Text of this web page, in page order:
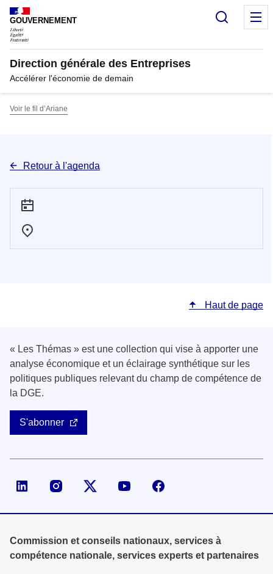
Panneau de gestion des cookies
GOUVERNEMENT
Direction générale des Entreprises
Accélérer l'économie de demain
Voir le fil d’Ariane
Retour à l'agenda
Haut de page
« Les Thémas » est une collection qui vise à apporter une
analyse économique et un éclairage synthétique sur les
politiques publiques relevant du champ de compétence de
la DGE.
S'abonner
Page LinkedIn de la DGECompte X (ex-Twitter) de la DGE
Commission et conseils nationaux, services à
compétence nationale, services experts et partenaires